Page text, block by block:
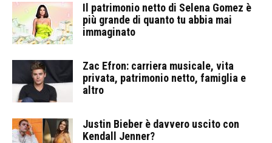
Il patrimonio netto di Selena Gomez è
più grande di quanto tu abbia mai
immaginato
Zac Efron: carriera musicale, vita
privata, patrimonio netto, famiglia e
altro
Justin Bieber è davvero uscito con
Kendall Jenner?